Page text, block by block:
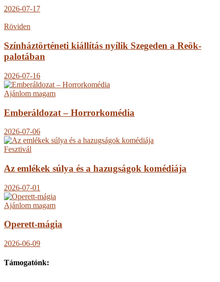
2026-07-17
Röviden
Színháztörténeti kiállítás nyílik Szegeden a Reök-
palotában
2026-07-16
Ajánlom magam
Emberáldozat – Horrorkomédia
2026-07-06
Fesztivál
Az emlékek súlya és a hazugságok komédiája
2026-07-01
Ajánlom magam
Operett-mágia
2026-06-09
Támogatónk: